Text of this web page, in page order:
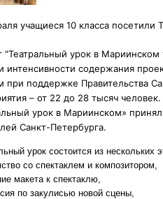
учащиеся 10 класса
"Театральный урок в
интенсивности содержания
при поддержке Правительства
– от 22 до 28 тысяч
урок в Мариинском»
Санкт-Петербурга.
урок состоится из нескольких
со спектаклем и композитором,
макета к спектаклю,
по закулисью новой сцены,